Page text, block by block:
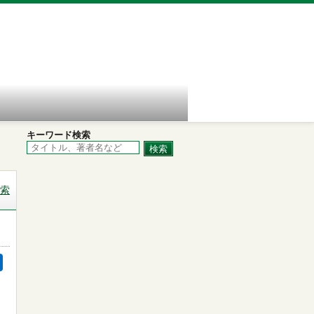
キーワード検索